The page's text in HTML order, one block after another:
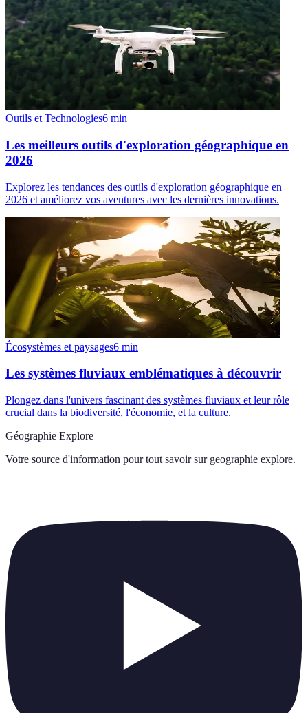
Outils et Technologies6 min
Les meilleurs outils d'exploration géographique en
2026
Explorez les tendances des outils d'exploration géographique en
2026 et améliorez vos aventures avec les dernières innovations.
Écosystèmes et paysages6 min
Les systèmes fluviaux emblématiques à découvrir
Plongez dans l'univers fascinant des systèmes fluviaux et leur rôle
crucial dans la biodiversité, l'économie, et la culture.
Géographie Explore
Votre source d'information pour tout savoir sur geographie explore.